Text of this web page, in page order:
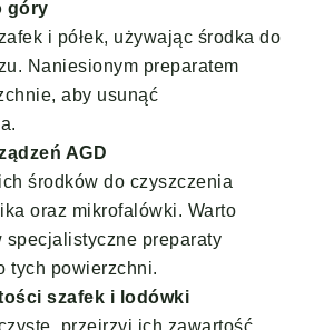
góry
i półek, używając środka do
Naniesionym preparatem
aby usunąć
AGD
środków do czyszczenia
oraz mikrofalówki. Warto
specjalistyczne preparaty
tych powierzchni.
szafek i lodówki
przejrzyj ich zawartość.